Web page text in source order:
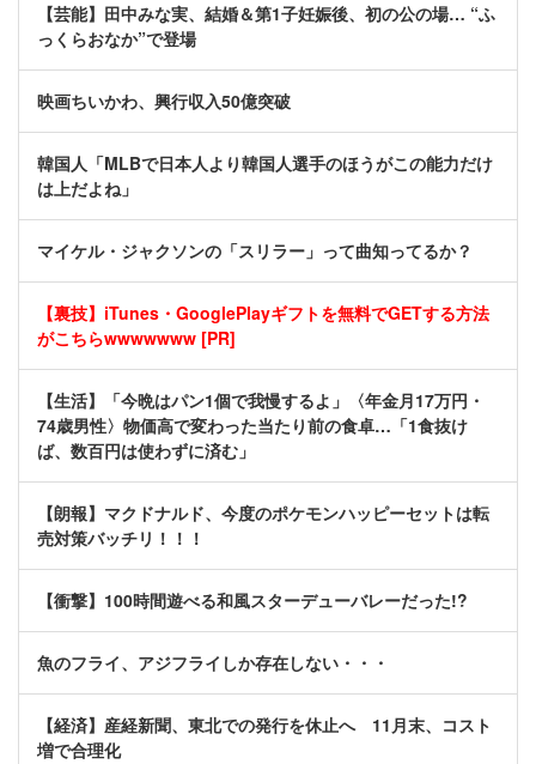
【芸能】田中みな実、結婚＆第1子妊娠後、初の公の場… “ふ
っくらおなか”で登場
映画ちいかわ、興行収入50億突破
韓国人「MLBで日本人より韓国人選手のほうがこの能力だけ
は上だよね」
マイケル・ジャクソンの「スリラー」って曲知ってるか？
【裏技】iTunes・GooglePlayギフトを無料でGETする方法
がこちらwwwwwww [PR]
【生活】「今晩はパン1個で我慢するよ」〈年金月17万円・
74歳男性〉物価高で変わった当たり前の食卓…「1食抜け
ば、数百円は使わずに済む」
【朗報】マクドナルド、今度のポケモンハッピーセットは転
売対策バッチリ！！！
【衝撃】100時間遊べる和風スターデューバレーだった!?
魚のフライ、アジフライしか存在しない・・・
【経済】産経新聞、東北での発行を休止へ 11月末、コスト
増で合理化